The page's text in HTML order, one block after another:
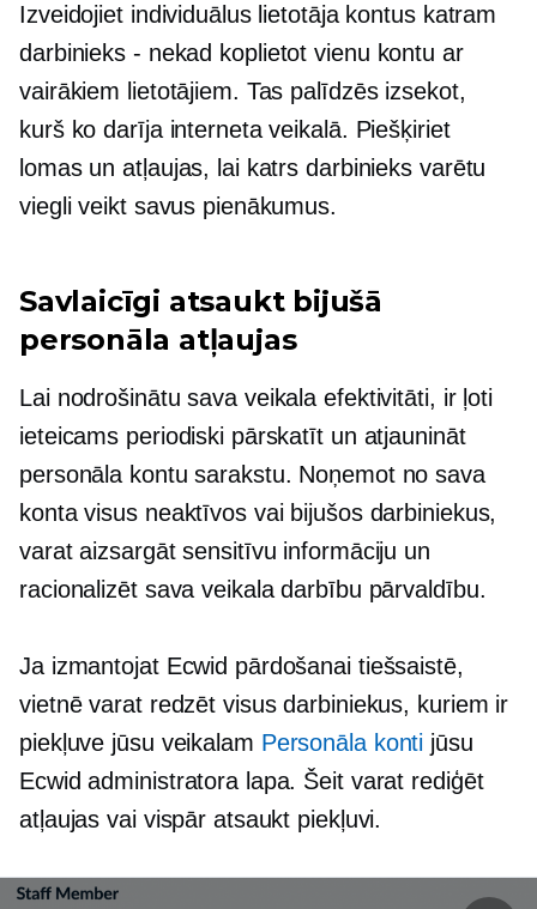
Izveidojiet individuālus lietotāja kontus katram
darbinieks - nekad koplietot vienu kontu ar
vairākiem lietotājiem. Tas palīdzēs izsekot,
kurš ko darīja interneta veikalā. Piešķiriet
lomas un atļaujas, lai katrs darbinieks varētu
viegli veikt savus pienākumus.
Savlaicīgi atsaukt bijušā
personāla atļaujas
Lai nodrošinātu sava veikala efektivitāti, ir ļoti
ieteicams periodiski pārskatīt un atjaunināt
personāla kontu sarakstu. Noņemot no sava
konta visus neaktīvos vai bijušos darbiniekus,
varat aizsargāt sensitīvu informāciju un
racionalizēt sava veikala darbību pārvaldību.
Ja izmantojat Ecwid pārdošanai tiešsaistē,
vietnē varat redzēt visus darbiniekus, kuriem ir
piekļuve jūsu veikalam Personāla konti jūsu
Ecwid administratora lapa. Šeit varat rediģēt
atļaujas vai vispār atsaukt piekļuvi.